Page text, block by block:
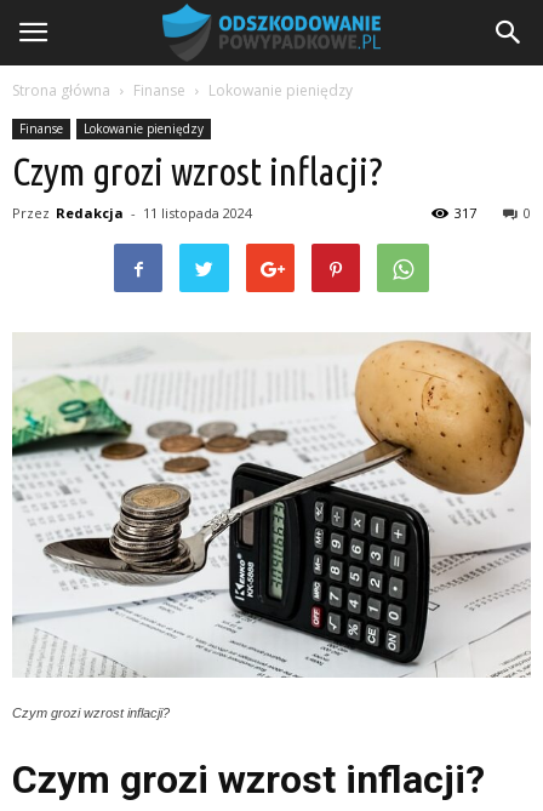
Strona główna Finanse Lokowanie pieniędzy
Finanse Lokowanie pieniędzy
Czym grozi wzrost inflacji?
Przez Redakcja - 11 listopada 2024 0
317
Czym grozi wzrost inflacji?
Czym grozi wzrost inflacji?